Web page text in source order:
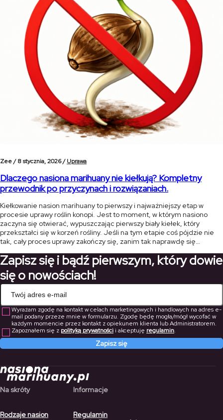
Zee /8 stycznia, 2026 /Uprawa
Dlaczego nasiona marihuany nie kiełkują? Kompletny
przewodnik po przyczynach i rozwiązaniach.
Kiełkowanie nasion marihuany to pierwszy i najważniejszy etap w
procesie uprawy roślin konopi. Jest to moment, w którym nasiono
zaczyna się otwierać, wypuszczając pierwszy biały kiełek, który
przekształci się w korzeń rośliny. Jeśli na tym etapie coś pójdzie nie
tak, cały proces uprawy zakończy się, zanim tak naprawdę się
[…]
Zapisz się i bądź pierwszym, który dowie
się o nowościach!
Wyrażam zgodę na kontakt w celach marketingowych i handlowych na adres e-
mail podany przeze mnie w formularzu. Zgodę będę mogła/mógł wycofać w
każdym momencie przez kontakt z opiekunem klienta lub Administratorem.
Zapoznałem się z polityką prywatnościi akceptuję regulamin.
Zapisz się
Na skróty
Rodzaje nasion
Informacje
Regulamin